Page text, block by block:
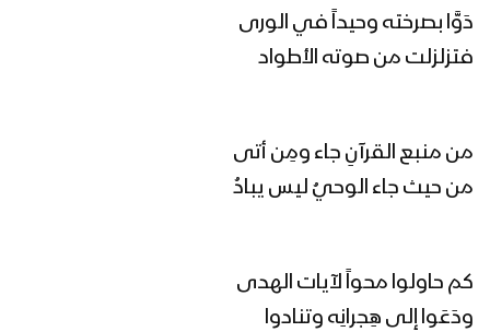
كليب حيٌّ يا حسين – فرقة شباب الصمود
1445هـ
القائد 26 رجب 1445هـ | 6 فبراير 2024م
دَوَّا بصرخته وحيداً في الورى
فتزلزلت من صوته الأطواد
من منبع القرآنِ جاء ومِن أتى
من حيث جاء الوحيُ ليس يبادُ
كم حاولوا محواً لآيات الهدى
ودَعَوا إلى هِجرانِه وتنادوا